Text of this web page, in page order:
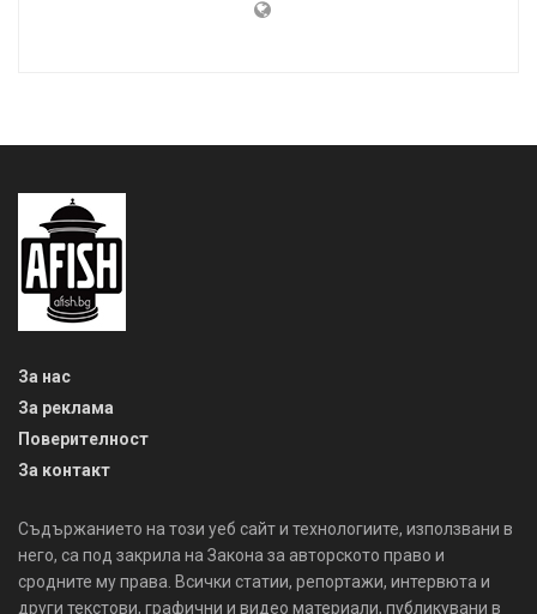
За нас
За реклама
Поверителност
За контакт
Съдържанието на този уеб сайт и технологиите, използвани в
него, са под закрила на Закона за авторското право и
сродните му права. Всички статии, репортажи, интервюта и
други текстови, графични и видео материали, публикувани в